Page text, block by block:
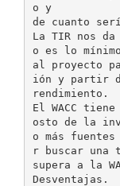
o y
de cuanto
La TIR nos
o es lo
al proyecto
ión y partir
rendimiento.
El WACC
osto de la
o más
r buscar una
supera a la
Desventajas.